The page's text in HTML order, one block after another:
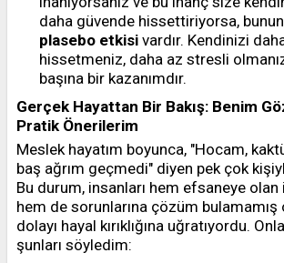
daha güvende hissettiriyorsa, bunun
plasebo etkisi vardır. Kendinizi
hissetmeniz, daha az stresli
başına bir kazanımdır.
Gerçek Hayattan Bir Bakış: Benim
Pratik Önerilerim
Meslek hayatım boyunca, "Hocam,
baş ağrım geçmedi" diyen pek çok
Bu durum, insanları hem efsaneye olan
hem de sorunlarına çözüm bulamamış
dolayı hayal kırıklığına uğratıyordu.
şunları söyledim: